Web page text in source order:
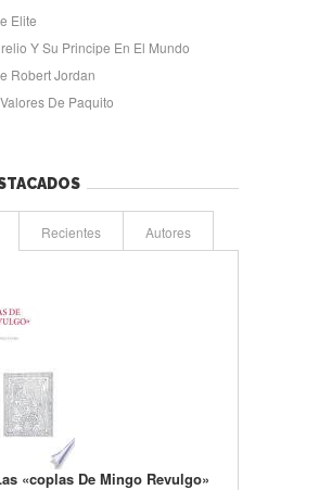
Elite
Y Su Principe En El Mundo
Robert Jordan
De Paquito
Recientes Autores
«coplas De Mingo Revulgo»